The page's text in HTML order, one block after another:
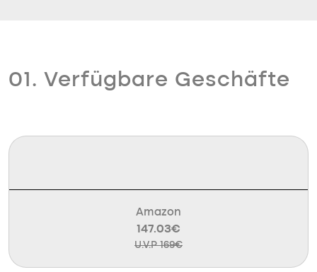
01. Verfügbare Geschäfte
Amazon
147.03€
U.V.P 169€